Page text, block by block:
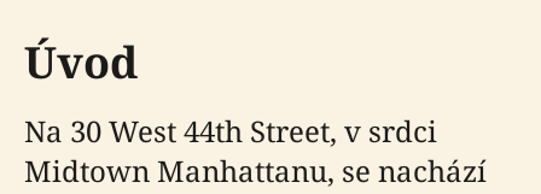
Úvod
Na 30 West 44th Street, v srdci
Midtown Manhattanu, se nachází